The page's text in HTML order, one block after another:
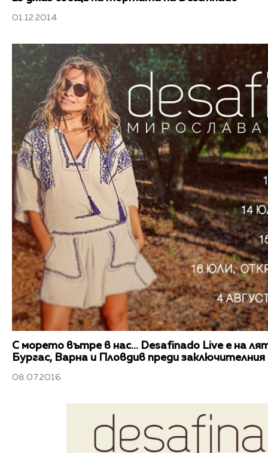
01.12.2014
С морето вътре в нас… Desafinado Live е на
Бургас, Варна и Пловдив преди
08.07.2016